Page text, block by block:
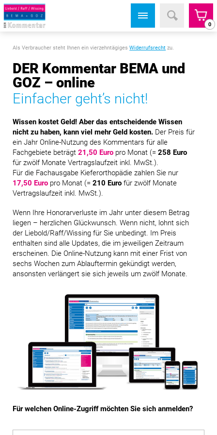
0
Als Verbraucher steht Ihnen ein vierzehntägigesWiderrufsrecht zu.
DER Kommentar BEMA und
GOZ – online
Einfacher geht’s nicht!
Wissen kostet Geld! Aber das entscheidende Wissen
nicht zu haben, kann viel mehr Geld kosten. Der Preis für
ein Jahr Online-Nutzung des Kommentars für alle
Fachgebiete beträgt21,50 Euro pro Monat (=258 Euro
für zwölf Monate Vertragslaufzeit inkl. MwSt.).
Für die Fachausgabe Kieferorthopädie zahlen Sie nur
17,50 Euro pro Monat (=210 Euro für zwölf Monate
Vertragslaufzeit inkl. MwSt.).
Wenn Ihre Honorarverluste im Jahr unter diesem Betrag
liegen – herzlichen Glückwunsch. Wenn nicht, lohnt sich
der Liebold/Raff/Wissing für Sie unbedingt. Im Preis
enthalten sind alle Updates, die im jeweiligen Zeitraum
erscheinen. Die Online-Nutzung kann mit einer Frist von
sechs Wochen zum Ablauftermin gekündigt werden,
ansonsten verlängert sie sich jeweils um zwölf Monate.
Für welchen Online-Zugriff möchten Sie sich anmelden?